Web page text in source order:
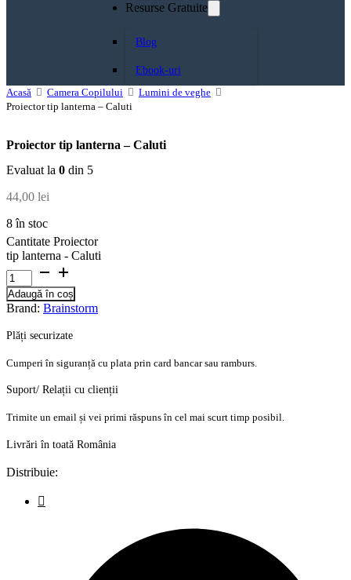
Resurse Gratuite
Blog
Ebook-uri
Acasă
Camera Copilului
Lumini de veghe
Proiector tip lanterna – Caluti
Proiector tip lanterna – Caluti
Evaluat la 0 din 5
44,00 lei
8 în stoc
Cantitate Proiector
tip lanterna - Caluti
Adaugă în coș
Brand: Brainstorm
Plăți securizate
Cumperi în siguranță cu plata prin card bancar sau ramburs.
Suport/ Relații cu clienții
Trimite un email și vei primi răspuns în cel mai scurt timp posibil.
Livrări în toată România
Distribuie: